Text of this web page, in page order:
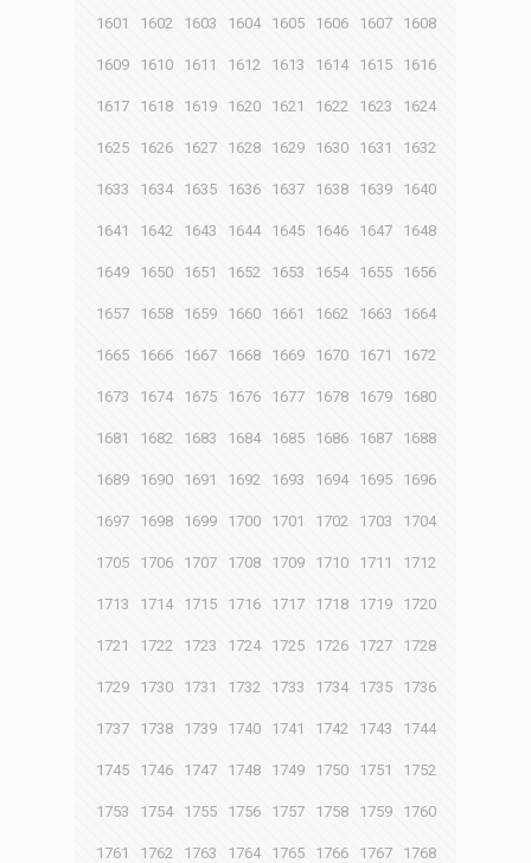
1601 1602 1603 1604 1605 1606 1607 1608
1609 1610 1611 1612 1613 1614 1615 1616
1617 1618 1619 1620 1621 1622 1623 1624
1625 1626 1627 1628 1629 1630 1631 1632
1633 1634 1635 1636 1637 1638 1639 1640
1641 1642 1643 1644 1645 1646 1647 1648
1649 1650 1651 1652 1653 1654 1655 1656
1657 1658 1659 1660 1661 1662 1663 1664
1665 1666 1667 1668 1669 1670 1671 1672
1673 1674 1675 1676 1677 1678 1679 1680
1681 1682 1683 1684 1685 1686 1687 1688
1689 1690 1691 1692 1693 1694 1695 1696
1697 1698 1699 1700 1701 1702 1703 1704
1705 1706 1707 1708 1709 1710 1711 1712
1713 1714 1715 1716 1717 1718 1719 1720
1721 1722 1723 1724 1725 1726 1727 1728
1729 1730 1731 1732 1733 1734 1735 1736
1737 1738 1739 1740 1741 1742 1743 1744
1745 1746 1747 1748 1749 1750 1751 1752
1753 1754 1755 1756 1757 1758 1759 1760
1761 1762 1763 1764 1765 1766 1767 1768